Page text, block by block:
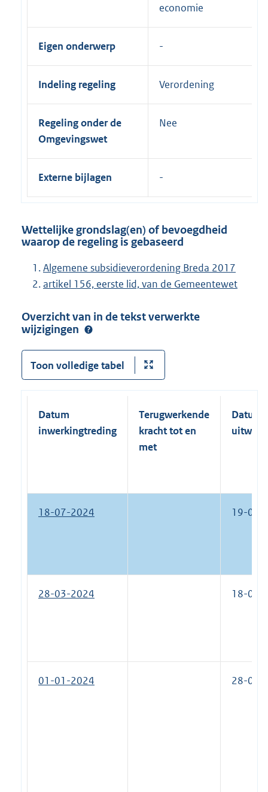
economie
Eigen onderwerp
Indeling regeling Verordening
Regeling onder de
Omgevingswet
Nee
Externe bijlagen
Wettelijke grondslag(en) of bevoegdheid
waarop de regeling is gebaseerd
Algemene subsidieverordening Breda 2017
artikel 156, eerste lid, van de Gemeentewet
Overzicht van in de tekst verwerkte
wijzigingen
Toon volledige tabel
Datum
inwerkingtreding
Terugwerkende
kracht tot en
met
Datum
18-07-2024 19-07-
28-03-2024 18-07-
01-01-2024 28-03-